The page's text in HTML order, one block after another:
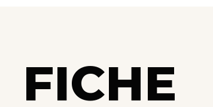
FICHE